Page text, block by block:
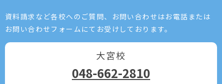
資料請求など各校へのご質問、お問い合わせはお電話または
お問い合わせフォームにてお受けしております。
大宮校
048-662-2810